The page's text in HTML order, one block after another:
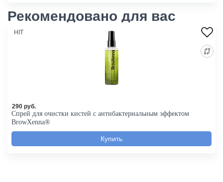
Рекомендовано для вас
HIT
Спрей для очистки кистей с антибактериальным эффектом
BrowXenna®
290 руб.